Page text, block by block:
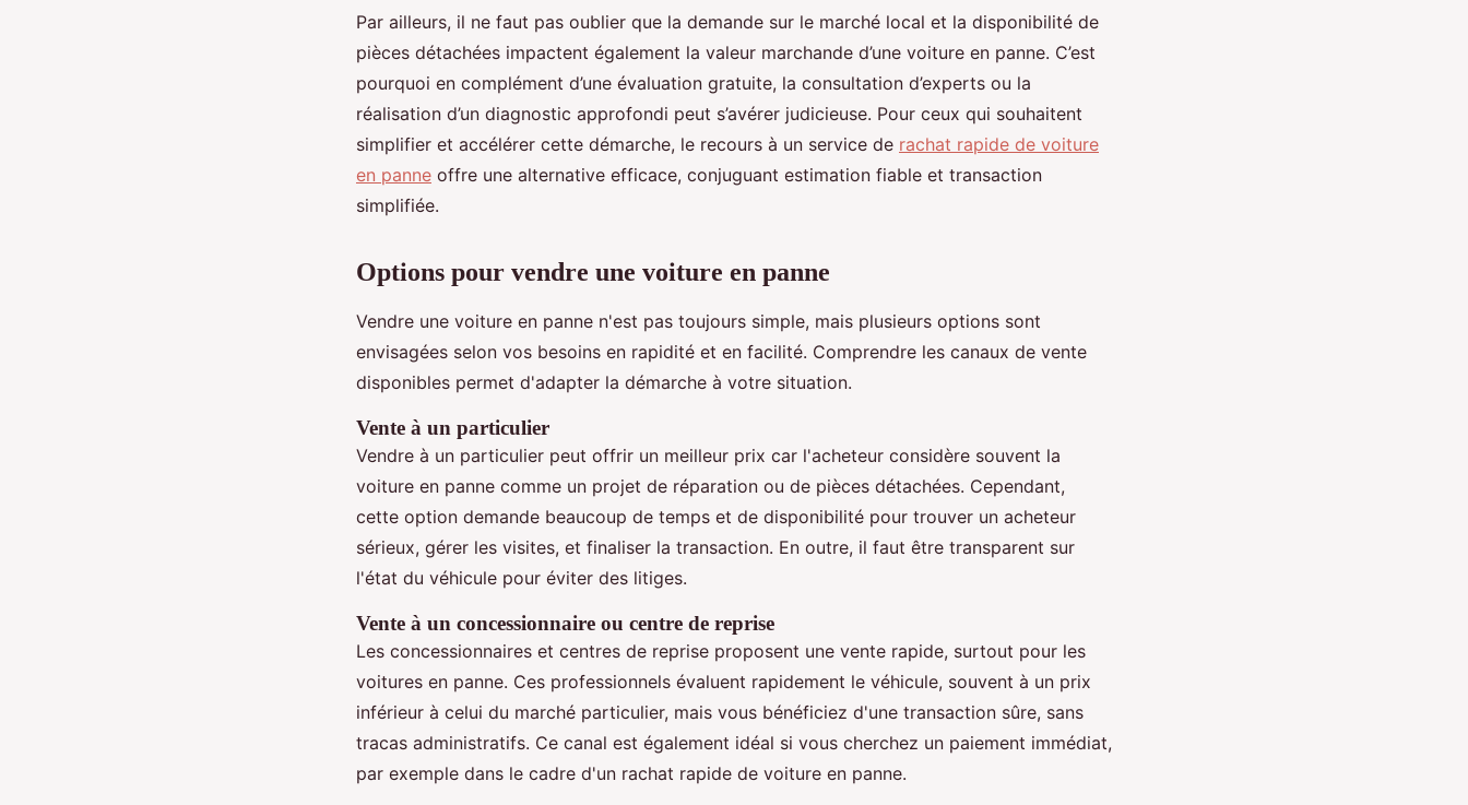
Par ailleurs, il ne faut pas oublier que la demande sur le marché local et la disponibilité de
pièces détachées impactent également la valeur marchande d’une voiture en panne. C’est
pourquoi en complément d’une évaluation gratuite, la consultation d’experts ou la
réalisation d’un diagnostic approfondi peut s’avérer judicieuse. Pour ceux qui souhaitent
simplifier et accélérer cette démarche, le recours à un service de rachat rapide de voiture
en panne offre une alternative efficace, conjuguant estimation fiable et transaction
simplifiée.
Options pour vendre une voiture en panne
Vendre une voiture en panne n'est pas toujours simple, mais plusieurs options sont
envisagées selon vos besoins en rapidité et en facilité. Comprendre les canaux de vente
disponibles permet d'adapter la démarche à votre situation.
Vente à un particulier
Vendre à un particulier peut offrir un meilleur prix car l'acheteur considère souvent la
voiture en panne comme un projet de réparation ou de pièces détachées. Cependant,
cette option demande beaucoup de temps et de disponibilité pour trouver un acheteur
sérieux, gérer les visites, et finaliser la transaction. En outre, il faut être transparent sur
l'état du véhicule pour éviter des litiges.
Vente à un concessionnaire ou centre de reprise
Les concessionnaires et centres de reprise proposent une vente rapide, surtout pour les
voitures en panne. Ces professionnels évaluent rapidement le véhicule, souvent à un prix
inférieur à celui du marché particulier, mais vous bénéficiez d'une transaction sûre, sans
tracas administratifs. Ce canal est également idéal si vous cherchez un paiement immédiat,
par exemple dans le cadre d'un rachat rapide de voiture en panne.